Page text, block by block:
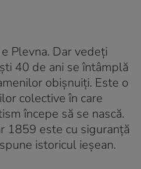
Plevna. Dar vedeți
40 de ani se întâmplă
obișnuiți. Este o
colective în care
începe să se nască.
1859 este cu siguranță
istoricul ieșean.